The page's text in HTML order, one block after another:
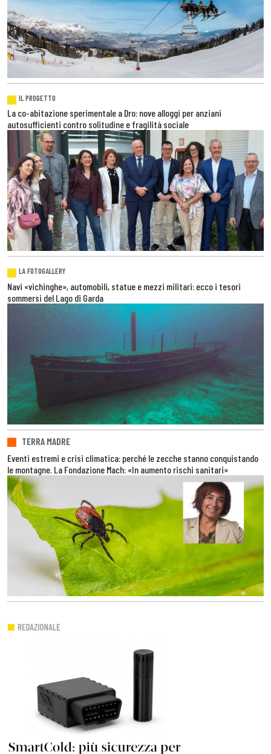
IL PROGETTO
La co-abitazione sperimentale a Dro: nove alloggi per anziani
autosufficienti contro solitudine e fragilità sociale
LA FOTOGALLERY
Navi «vichinghe», automobili, statue e mezzi militari: ecco i tesori
sommersi del Lago di Garda
TERRA MADRE
Eventi estremi e crisi climatica: perché le zecche stanno conquistando
le montagne. La Fondazione Mach: «In aumento rischi sanitari»